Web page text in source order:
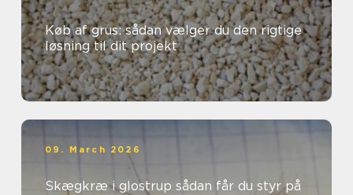
Køb af grus: sådan vælger du den rigtige
løsning til dit projekt
09. March 2026
Skægkræ i glostrup sådan får du styr på